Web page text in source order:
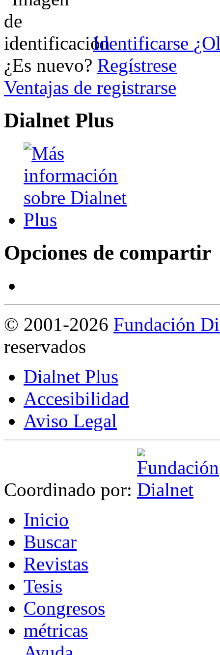
Identificarse
¿Es nuevo? Regístrese
Ventajas de registrarse
Dialnet Plus
Opciones de compartir
© 2001-2026 Fundación
reservados
Dialnet Plus
Accesibilidad
Aviso Legal
Coordinado por:
Inicio
Buscar
Revistas
Tesis
Congresos
métricas